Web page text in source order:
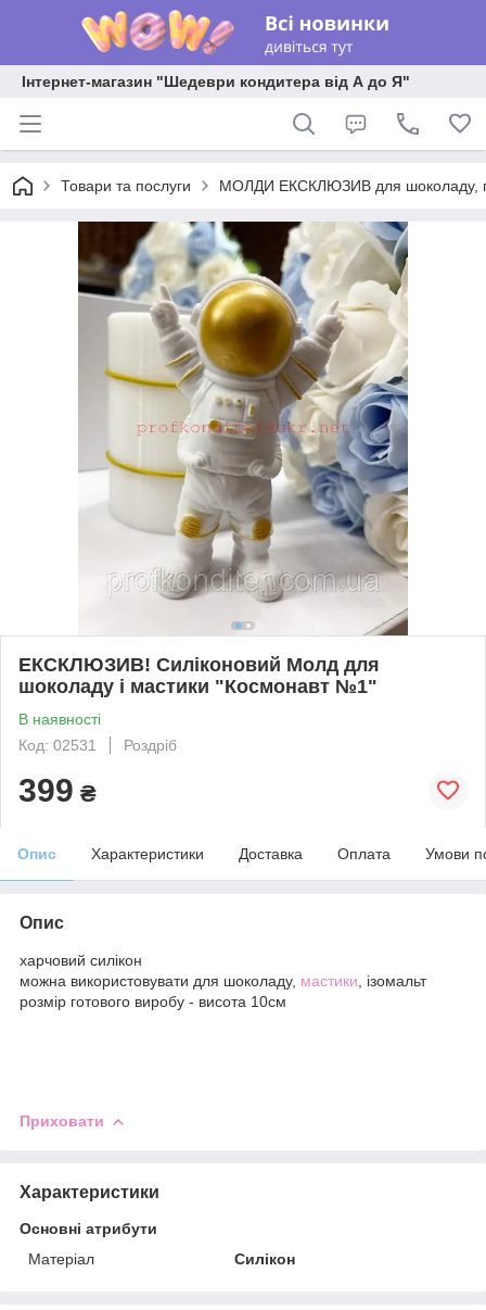
Інтернет-магазин "Шедеври кондитера від А до Я"
Товари та послуги МОЛДИ ЕКСКЛЮЗИВ для шоколаду,
ЕКСКЛЮЗИВ! Силіконовий Молд для
шоколаду і мастики "Космонавт №1"
В наявності
Код: 02531
Роздріб
399 ₴
Опис Характеристики Доставка Оплата Умови
Опис
харчовий силікон
можна використовувати для шоколаду, мастики , ізомальт
розмір готового виробу - висота 10см
Приховати
Характеристики
Основні атрибути
Матеріал
Силікон